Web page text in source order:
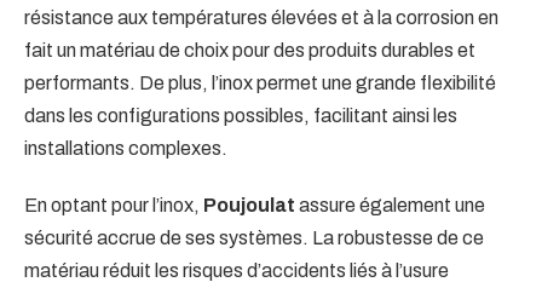
résistance aux températures élevées et à la corrosion en
fait un matériau de choix pour des produits durables et
performants. De plus, l’inox permet une grande flexibilité
dans les configurations possibles, facilitant ainsi les
installations complexes.
En optant pour l’inox, Poujoulat assure également une
sécurité accrue de ses systèmes. La robustesse de ce
matériau réduit les risques d’accidents liés à l’usure